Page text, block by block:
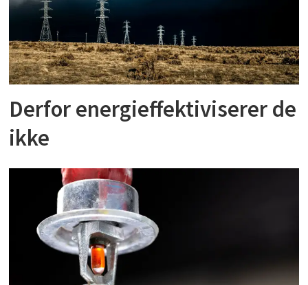
Derfor energieffektiviserer de
ikke